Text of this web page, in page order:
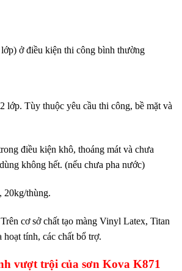
ở điều kiện thi công bình thường
lớp. Tùy thuộc yêu cầu thi công, bề mặt và
điều kiện khô, thoáng mát và chưa
không hết. (nếu chưa pha nước)
20kg/thùng.
Trên cơ sở chất tạo màng Vinyl Latex, Titan
tính, các chất bổ trợ.
vượt trội của sơn Kova K871